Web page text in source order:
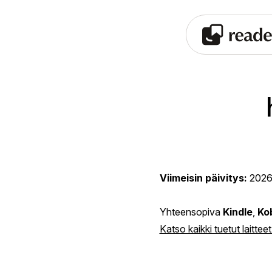
Viimeisin päivitys:
Yhteensopiva Kindle,
Katso kaikki tuetut